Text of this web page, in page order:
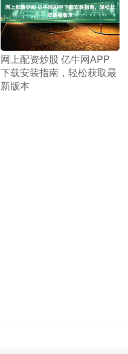
​网上配资炒股 亿牛网APP
下载安装指南，轻松获取最
新版本